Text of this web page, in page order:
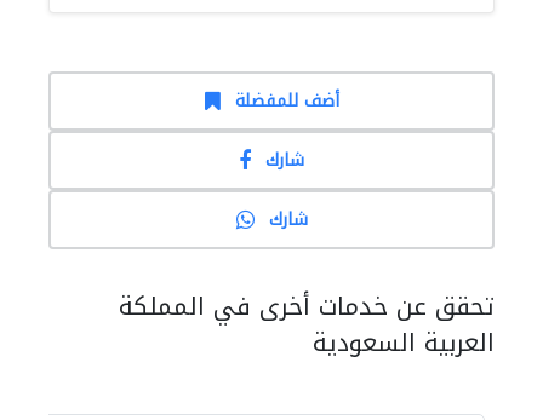
أضف للمفضلة
شارك
شارك
تحقق عن خدمات أخرى في المملكة
العربية السعودية